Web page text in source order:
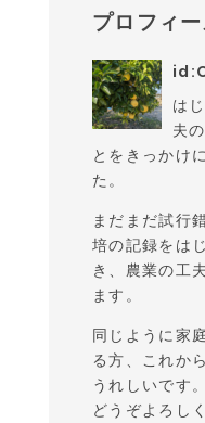
プロフィ
は
夫
とをきっかけ
た。
まだまだ試行
培の記録をは
き、農業の工
ます。
同じように家
る方、これか
うれしいです。
どうぞよろし